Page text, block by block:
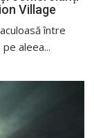
Village
între
aleea...